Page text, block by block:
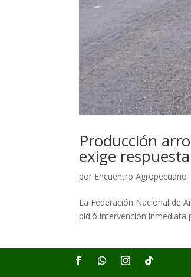
Producción
exige
por Encuentro Agropecuario
La Federación Nacional de
pidió intervención inmediata